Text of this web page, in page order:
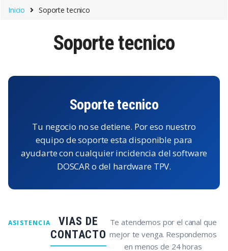
Inicio Soporte tecnico
Soporte tecnico
Soporte tecnico
Tu negocio no se detiene. Por eso nuestro
equipo de soporte esta disponible para
ayudarte con cualquier incidencia del software
DOSCAR o del hardware TPV.
ASISTENCIA
VIAS DE
CONTACTO
Te atendemos por el canal que
mejor te venga. Respondemos
en menos de 24 horas